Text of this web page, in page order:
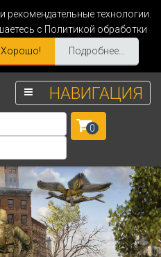
технологии.
с Политикой обработки
Хорошо! Подробнее...
НАВИГАЦИЯ
0